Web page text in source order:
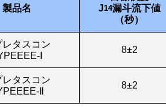
製品名
J14漏斗流下値
（秒）
レタスコン
Ⅰ
8±2
レタスコン
Ⅱ
8±2